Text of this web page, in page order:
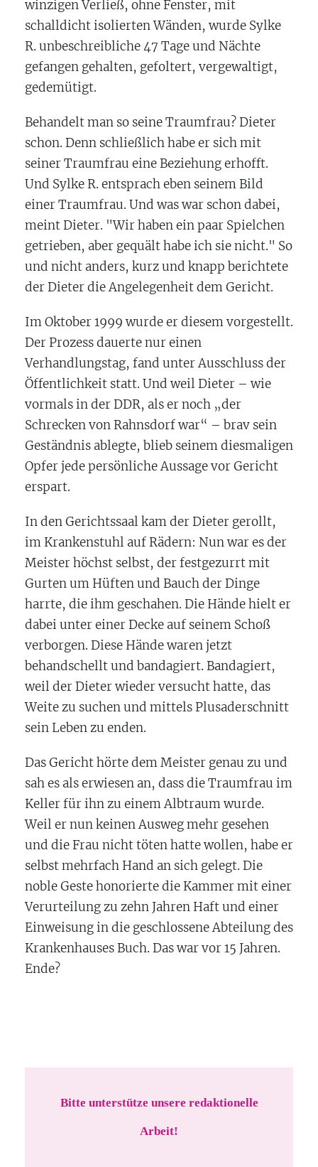
winzigen Verließ, ohne Fenster, mit
schalldicht isolierten Wänden, wurde Sylke
R. unbeschreibliche 47 Tage und Nächte
gefangen gehalten, gefoltert, vergewaltigt,
gedemütigt.
Behandelt man so seine Traumfrau? Dieter
schon. Denn schließlich habe er sich mit
seiner Traumfrau eine Beziehung erhofft.
Und Sylke R. entsprach eben seinem Bild
einer Traumfrau. Und was war schon dabei,
meint Dieter. "Wir haben ein paar Spielchen
getrieben, aber gequält habe ich sie nicht." So
und nicht anders, kurz und knapp berichtete
der Dieter die Angelegenheit dem Gericht.
Im Oktober 1999 wurde er diesem vorgestellt.
Der Prozess dauerte nur einen
Verhandlungstag, fand unter Ausschluss der
Öffentlichkeit statt. Und weil Dieter – wie
vormals in der DDR, als er noch „der
Schrecken von Rahnsdorf war“ – brav sein
Geständnis ablegte, blieb seinem diesmaligen
Opfer jede persönliche Aussage vor Gericht
erspart.
In den Gerichtssaal kam der Dieter gerollt,
im Krankenstuhl auf Rädern: Nun war es der
Meister höchst selbst, der festgezurrt mit
Gurten um Hüften und Bauch der Dinge
harrte, die ihm geschahen. Die Hände hielt er
dabei unter einer Decke auf seinem Schoß
verborgen. Diese Hände waren jetzt
behandschellt und bandagiert. Bandagiert,
weil der Dieter wieder versucht hatte, das
Weite zu suchen und mittels Plusaderschnitt
sein Leben zu enden.
Das Gericht hörte dem Meister genau zu und
sah es als erwiesen an, dass die Traumfrau im
Keller für ihn zu einem Albtraum wurde.
Weil er nun keinen Ausweg mehr gesehen
und die Frau nicht töten hatte wollen, habe er
selbst mehrfach Hand an sich gelegt. Die
noble Geste honorierte die Kammer mit einer
Verurteilung zu zehn Jahren Haft und einer
Einweisung in die geschlossene Abteilung des
Krankenhauses Buch. Das war vor 15 Jahren.
Ende?
Bitte unterstütze unsere redaktionelle
Arbeit!